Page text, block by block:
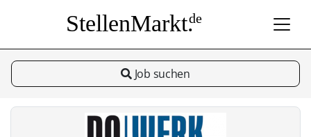
StellenMarkt.de
Job suchen